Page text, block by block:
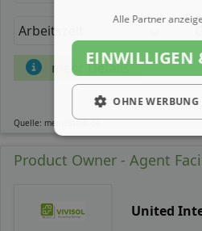
Arbeitszeit
mehr Details
Quelle: meinestadt.de
Product Owner - Agent
United
Alle Partner
EINWILLIGEN
OHNE WERBUNG